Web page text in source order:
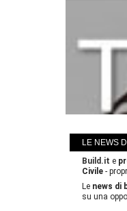
LE NEWS
Build.it e
Civile -
Le news di
su una